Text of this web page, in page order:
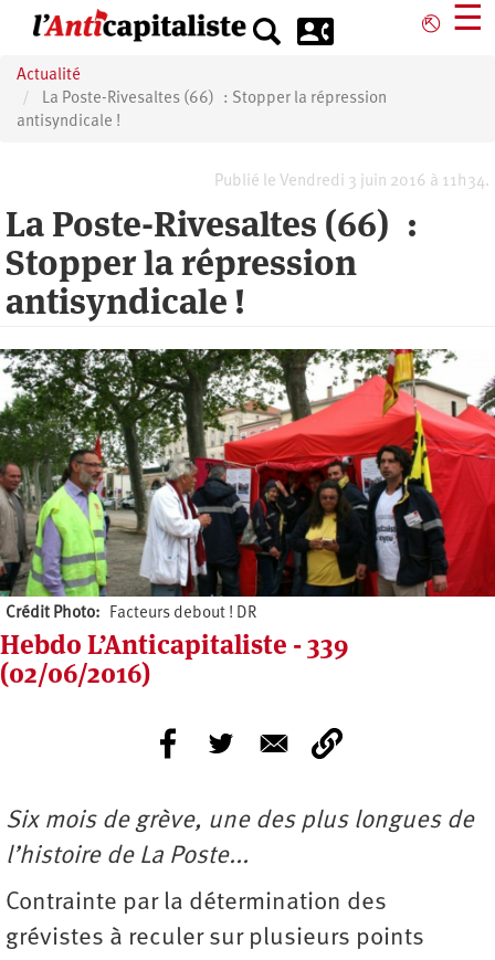
principal
⎋ ☰
Actualité
La Poste-Rivesaltes (66) : Stopper la répression
antisyndicale !
Publié le Vendredi 3 juin 2016 à 11h34.
La Poste-Rivesaltes (66) :
Stopper la répression
antisyndicale !
Crédit Photo Facteurs debout ! DR
Hebdo L’Anticapitaliste - 339
(02/06/2016)
Six mois de grève, une des plus longues de
l’histoire de La Poste...
Contrainte par la détermination des
grévistes à reculer sur plusieurs points